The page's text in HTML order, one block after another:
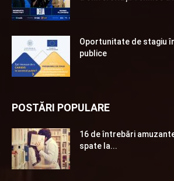
Oportunitate de stagiu
publice
POSTĂRI POPULARE
16 de întrebări
spate la...